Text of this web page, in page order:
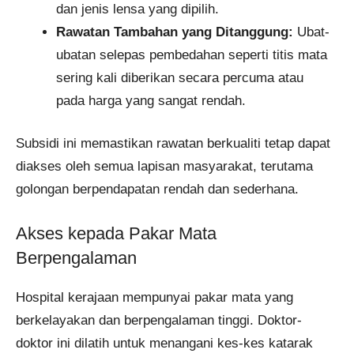
dan jenis lensa yang dipilih.
Rawatan Tambahan yang Ditanggung: Ubat-
ubatan selepas pembedahan seperti titis mata
sering kali diberikan secara percuma atau
pada harga yang sangat rendah.
Subsidi ini memastikan rawatan berkualiti tetap dapat
diakses oleh semua lapisan masyarakat, terutama
golongan berpendapatan rendah dan sederhana.
Akses kepada Pakar Mata
Berpengalaman
Hospital kerajaan mempunyai pakar mata yang
berkelayakan dan berpengalaman tinggi. Doktor-
doktor ini dilatih untuk menangani kes-kes katarak